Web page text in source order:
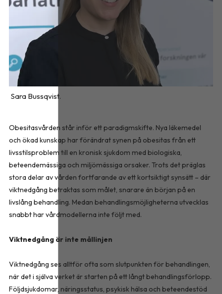
Sara Bussqvist.
Obesitasvården står inför ett paradigmskifte. Nya läkemedel
och ökad kunskap har förändrat synen på obesitas från ett
livsstilsproblem till en kronisk sjukdom med biologiska,
beteendemässiga och miljömässiga orsaker. Trots det präglas
stora delar av vården fortfarande av ett kortsiktigt synsätt – där
viktnedgång betraktas som målet, snarare än början på en
livslång behandling. Medan behandlingsmöjligheterna utvecklas
snabbt har vårdmodellerna inte följt med.
Viktnedgång är inte mållinjen
Viktnedgång ses alltför ofta som slutpunkten för behandlingen,
när det i själva verket är starten på ett långt behandlingsförlopp.
Följdsjukdomar, näringsstatus, psykisk hälsa och beteendestöd